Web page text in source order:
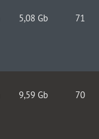
5,08 Gb 71
9,59 Gb 70